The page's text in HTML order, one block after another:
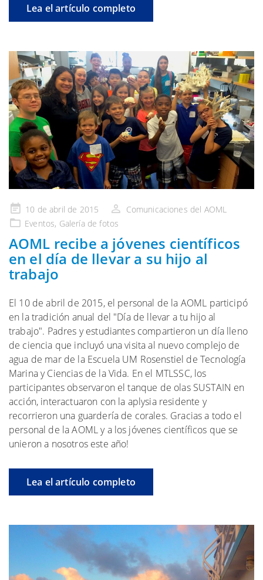
Lea el artículo completo
Publicado
en
10 de abril de 2015
Comunicaciones del AOML
Eventos, Galeríade fotos
AOML recibe a jóvenes científicos
en el día de llevar a su hijo al
trabajo
El 10 de abril de 2015, el personal de la AOML participó
en la tradición anual del "Día de llevar a tu hijo al
trabajo". Padres y estudiantes compartieron un día lleno
de ciencia que incluyó una visita al nuevo complejo de
agua de mar de la Escuela UM Rosenstiel de Tecnología
Marina y Ciencias de la Vida. En el MTLSSC, los
participantes observaron el tanque de olas SUSTAIN en
acción, interactuaron con la aplysia residente y
recorrieron una guardería de corales. Gracias a todo el
personal de la AOML y a los jóvenes científicos que se
unieron a nosotros este año!
Lea el artículo completo